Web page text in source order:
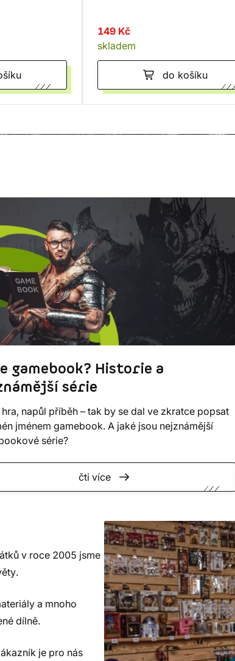
149 Kč
skladem
do košíku
gamebook? Historie a
série
napůl příběh – tak by se dal ve zkratce popsat
jménem gamebook. A jaké jsou nejznámější
série?
čti více
v roce 2005 jsme
a mnoho
dílně.
je pro nás